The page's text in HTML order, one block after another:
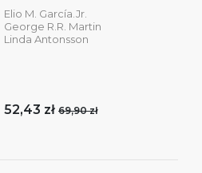
Elio M. García.Jr.
George R.R. Martin
Linda Antonsson
52,43 zł 69,90 zł